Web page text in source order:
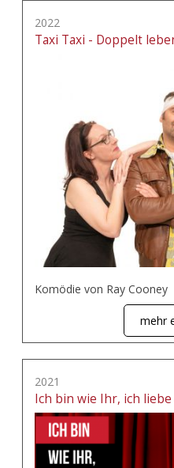
2022
Taxi Taxi - Doppelt
Komödie von Ray Cooney
mehr
2021
Ich bin wie Ihr, ich